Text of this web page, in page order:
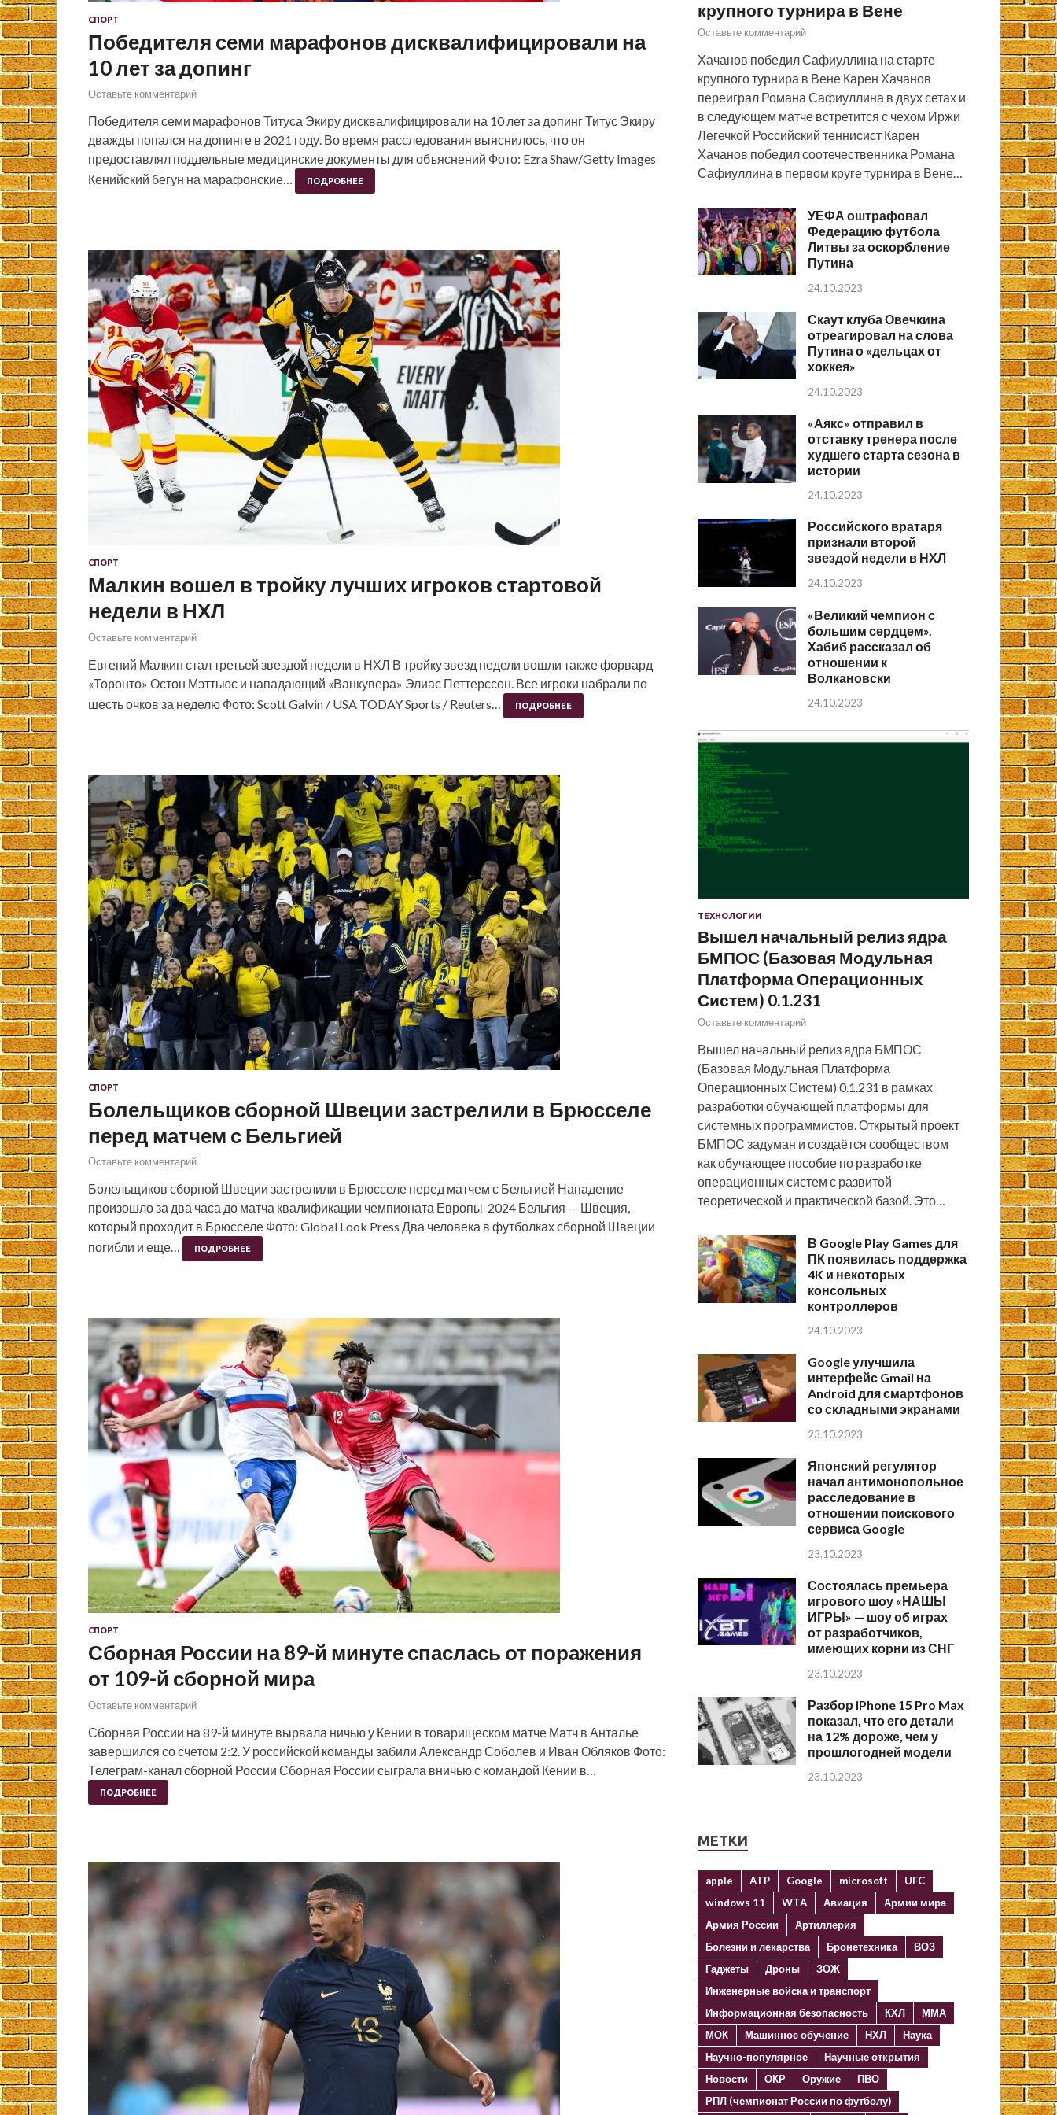
СПОРТ
Победителя семи марафонов дисквалифицировали на
10 лет за допинг
Оставьте комментарий
Победителя семи марафонов Титуса Экиру дисквалифицировали на 10 лет за допинг Титус Экиру
дважды попался на допинге в 2021 году. Во время расследования выяснилось, что он
предоставлял поддельные медицинские документы для объяснений Фото: Ezra Shaw/Getty Images
Кенийский бегун на марафонские…
ПОДРОБНЕЕ
СПОРТ
Малкин вошел в тройку лучших игроков стартовой
недели в НХЛ
Оставьте комментарий
Евгений Малкин стал третьей звездой недели в НХЛ В тройку звезд недели вошли также форвард
«Торонто» Остон Мэттьюс и нападающий «Ванкувера» Элиас Петтерссон. Все игроки набрали по
шесть очков за неделю Фото: Scott Galvin / USA TODAY Sports / Reuters…
ПОДРОБНЕЕ
СПОРТ
Болельщиков сборной Швеции застрелили в Брюсселе
перед матчем с Бельгией
Оставьте комментарий
Болельщиков сборной Швеции застрелили в Брюсселе перед матчем с Бельгией Нападение
произошло за два часа до матча квалификации чемпионата Европы-2024 Бельгия — Швеция,
который проходит в Брюсселе Фото: Global Look Press Два человека в футболках сборной Швеции
погибли и еще…
ПОДРОБНЕЕ
СПОРТ
Сборная России на 89-й минуте спаслась от поражения
от 109-й сборной мира
Оставьте комментарий
Сборная России на 89-й минуте вырвала ничью у Кении в товарищеском матче Матч в Анталье
завершился со счетом 2:2. У российской команды забили Александр Соболев и Иван Обляков Фото:
Телеграм-канал сборной России Сборная России сыграла вничью с командой Кении в…
ПОДРОБНЕЕ
крупного турнира в Вене
Оставьте комментарий
Хачанов победил Сафиуллина на старте
крупного турнира в Вене Карен Хачанов
переиграл Романа Сафиуллина в двух сетах и
в следующем матче встретится с чехом Иржи
Легечкой Российский теннисист Карен
Хачанов победил соотечественника Романа
Сафиуллина в первом круге турнира в Вене…
УЕФА оштрафовал
Федерацию футбола
Литвы за оскорбление
Путина
24.10.2023
Скаут клуба Овечкина
отреагировал на слова
Путина о «дельцах от
хоккея»
24.10.2023
«Аякс» отправил в
отставку тренера после
худшего старта сезона в
истории
24.10.2023
Российского вратаря
признали второй
звездой недели в НХЛ
24.10.2023
«Великий чемпион с
большим сердцем».
Хабиб рассказал об
отношении к
Волкановски
24.10.2023
ТЕХНОЛОГИИ
Вышел начальный релиз ядра
БМПОС (Базовая Модульная
Платформа Операционных
Систем) 0.1.231
Оставьте комментарий
Вышел начальный релиз ядра БМПОС
(Базовая Модульная Платформа
Операционных Систем) 0.1.231 в рамках
разработки обучающей платформы для
системных программистов. Открытый проект
БМПОС задуман и создаётся сообществом
как обучающее пособие по разработке
операционных систем с развитой
теоретической и практической базой. Это…
В Google Play Games для
ПК появилась поддержка
4K и некоторых
консольных
контроллеров
24.10.2023
Google улучшила
интерфейс Gmail на
Android для смартфонов
со складными экранами
23.10.2023
Японский регулятор
начал антимонопольное
расследование в
отношении поискового
сервиса Google
23.10.2023
Состоялась премьера
игрового шоу «НАШЫ
ИГРЫ» — шоу об играх
от разработчиков,
имеющих корни из СНГ
23.10.2023
Разбор iPhone 15 Pro Max
показал, что его детали
на 12% дороже, чем у
прошлогодней модели
23.10.2023
МЕТКИ
apple ATP Google microsoft
UFC
windows 11
WTA Авиация
Армии мира
Армия России
Артиллерия
Болезни и лекарства
Бронетехника
ВОЗ
Гаджеты
Дроны
ЗОЖ
Инженерные войска и транспорт
Информационная безопасность
КХЛ
ММА
МОК
Машинное обучение НХЛ
Наука
Научно-популярное
Научные открытия
Новости
ОКР Оружие
ПВО
РПЛ (чемпионат России по футболу)